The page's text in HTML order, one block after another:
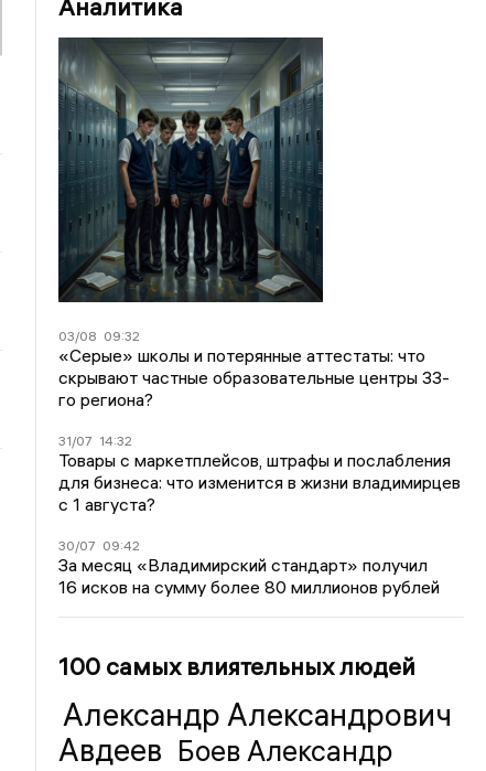
Аналитика
03/08 09:32
«Серые» школы и потерянные аттестаты: что
скрывают частные образовательные центры 33-
го региона?
31/07 14:32
Товары с маркетплейсов, штрафы и послабления
для бизнеса: что изменится в жизни владимирцев
с 1 августа?
30/07 09:42
За месяц «Владимирский стандарт» получил
16 исков на сумму более 80 миллионов рублей
100 самых влиятельных людей
Александр Александрович
Авдеев Боев Александр